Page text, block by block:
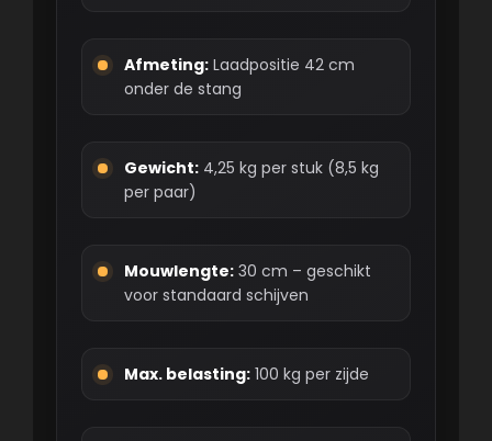
Afmeting: Laadpositie 42 cm
onder de stang
Gewicht: 4,25 kg per stuk (8,5 kg
per paar)
Mouwlengte: 30 cm – geschikt
voor standaard schijven
Max. belasting: 100 kg per zijde